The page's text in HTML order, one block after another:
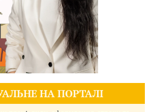
НА ПОРТАЛІ